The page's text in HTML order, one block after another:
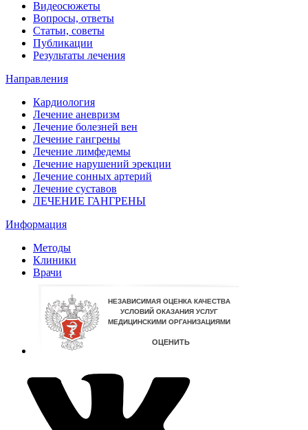
Видеосюжеты
Вопросы, ответы
Статьи, советы
Публикации
Результаты лечения
Направления
Кардиология
Лечение аневризм
Лечение болезней вен
Лечение гангрены
Лечение лимфедемы
Лечение нарушений эрекции
Лечение сонных артерий
Лечение суставов
ЛЕЧЕНИЕ ГАНГРЕНЫ
Информация
Методы
Клиники
Врачи